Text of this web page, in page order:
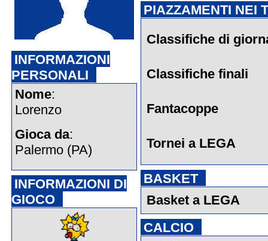
INFORMAZIONI
PERSONALI
Nome:
Lorenzo
Gioca da:
Palermo (PA)
INFORMAZIONI DI
GIOCO
PIAZZAMENTI NEI
Classifiche di
Classifiche finali
Fantacoppe
Tornei a LEGA
BASKET
Basket a LEGA
CALCIO